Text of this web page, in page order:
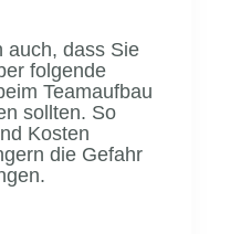
auch, dass Sie
folgende
Teamaufbau
sollten. So
Kosten
die Gefahr